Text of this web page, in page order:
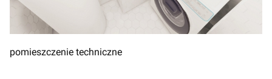
pomieszczenie techniczne